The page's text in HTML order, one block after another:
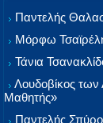
Παντελής
Μόρφω
Τάνια
Λουδοβίκος
Μαθητής»
Παντελής